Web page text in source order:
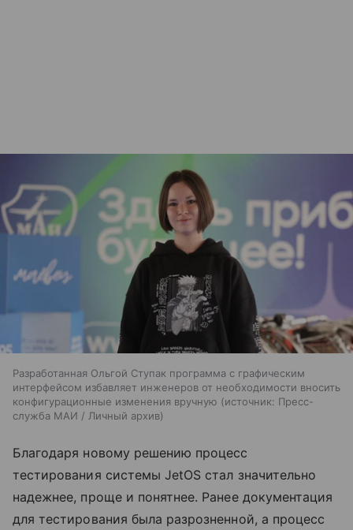
Разработанная Ольгой Ступак программа с графическим
интерфейсом избавляет инженеров от необходимости вносить
конфигурационные изменения вручную
источник: Пресс-
служба МАИ / Личный архив
Благодаря новому решению процесс
тестирования системы JetOS стал значительно
надежнее, проще и понятнее. Ранее документация
для тестирования была разрозненной, а процесс